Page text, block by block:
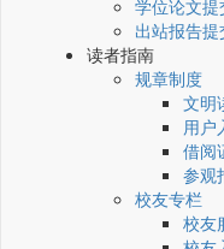
学位论文提
出站报告提
读者指南
规章制度
文明
用户
借阅
参观
校友专栏
校友